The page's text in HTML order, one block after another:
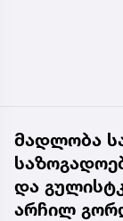
მადლობა
და
არჩილ